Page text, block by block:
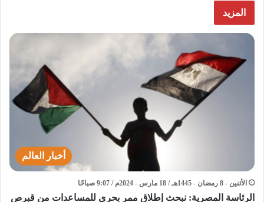
المزيد
أخبار العالم
الأثنين - 8 رمضان - 1445هـ / 18 مارس - 2024م / 9:07 صباحًا
الرئاسة المصرية: نبحث إطلاق ممر بحري للمساعدات من قبرص